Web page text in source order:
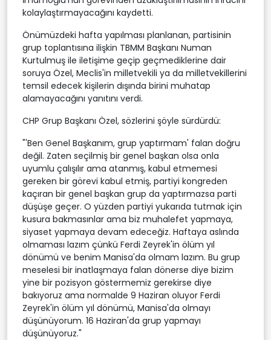
kolaylaştırmayacağını kaydetti.
Önümüzdeki hafta yapılması planlanan, partisinin
grup toplantısına ilişkin TBMM Başkanı Numan
Kurtulmuş ile iletişime geçip geçmediklerine dair
soruya Özel, Meclis'in milletvekili ya da milletvekillerini
temsil edecek kişilerin dışında birini muhatap
alamayacağını yanıtını verdi.
CHP Grup Başkanı Özel, sözlerini şöyle sürdürdü:
"'Ben Genel Başkanım, grup yaptırmam' falan doğru
değil. Zaten seçilmiş bir genel başkan olsa onla
uyumlu çalışılır ama atanmış, kabul etmemesi
gereken bir görevi kabul etmiş, partiyi kongreden
kaçıran bir genel başkan grup da yaptırmazsa parti
düşüşe geçer. O yüzden partiyi yukarıda tutmak için
kusura bakmasınlar ama biz muhalefet yapmaya,
siyaset yapmaya devam edeceğiz. Haftaya aslında
olmaması lazım çünkü Ferdi Zeyrek'in ölüm yıl
dönümü ve benim Manisa'da olmam lazım. Bu grup
meselesi bir inatlaşmaya falan dönerse diye bizim
yine bir pozisyon göstermemiz gerekirse diye
bakıyoruz ama normalde 9 Haziran oluyor Ferdi
Zeyrek'in ölüm yıl dönümü, Manisa'da olmayı
düşünüyorum. 16 Haziran'da grup yapmayı
düşünüyoruz."